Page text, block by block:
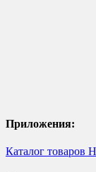
Приложения:
Каталог товаров